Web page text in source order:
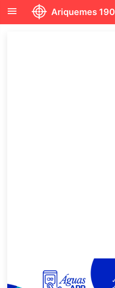
menu Ariquemes 190